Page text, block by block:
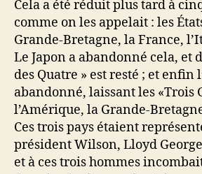
Cela a été réduit plus tard à
comme on les appelait : les
Grande-Bretagne, la France,
Le Japon a abandonné cela, et
des Quatre » est resté ; et enfin
abandonné, laissant les «Trois
l’Amérique, la Grande-
Ces trois pays étaient
président Wilson, Lloyd
et à ces trois hommes